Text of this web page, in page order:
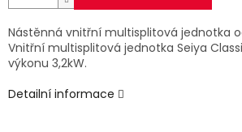
Nástěnná vnitřní multisplitová jednotka
Vnitřní multisplitová jednotka Seiya
výkonu 3,2kW.
Detailní informace